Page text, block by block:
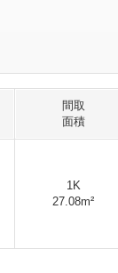
間取
面積
1K
27.08m²